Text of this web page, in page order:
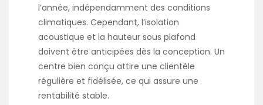
l’année, indépendamment des conditions
climatiques. Cependant, l’isolation
acoustique et la hauteur sous plafond
doivent être anticipées dès la conception. Un
centre bien conçu attire une clientèle
régulière et fidélisée, ce qui assure une
rentabilité stable.